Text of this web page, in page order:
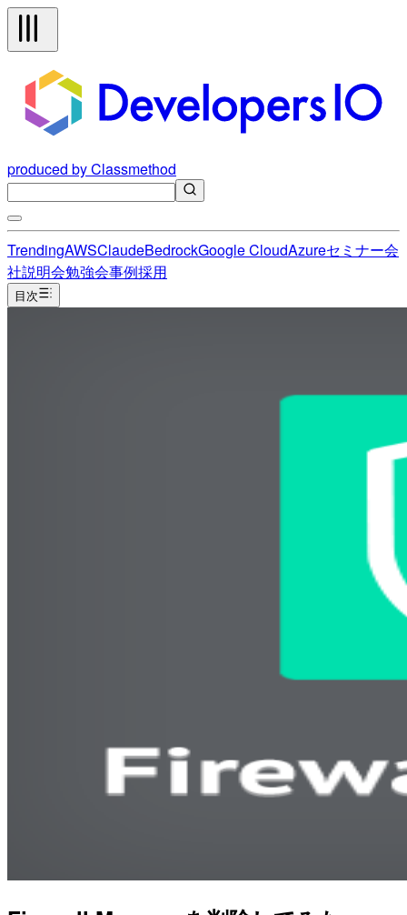
produced by Classmethod
TrendingAWSClaudeBedrockGoogle CloudAzureセミナー会
社説明会勉強会事例採用
目次